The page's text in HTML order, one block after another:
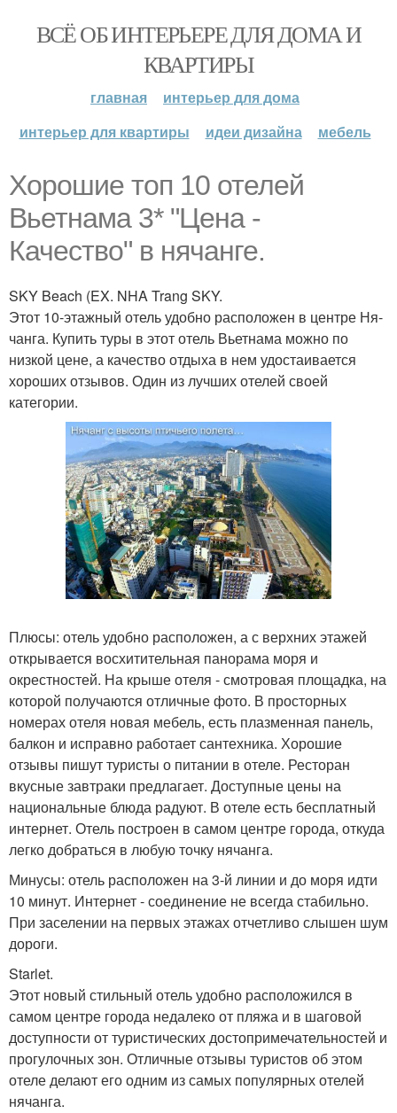
ВСЁ ОБ ИНТЕРЬЕРЕ ДЛЯ ДОМА И
КВАРТИРЫ
главная
интерьер для дома
интерьер для квартиры
идеи дизайна мебель
Хорошие топ 10 отелей
Вьетнама 3* "Цена -
Качество" в нячанге.
SKY Beach (EX. NHA Trang SKY.
Этот 10-этажный отель удобно расположен в центре Ня-
чанга. Купить туры в этот отель Вьетнама можно по
низкой цене, а качество отдыха в нем удостаивается
хороших отзывов. Один из лучших отелей своей
категории.
Плюсы: отель удобно расположен, а с верхних этажей
открывается восхитительная панорама моря и
окрестностей. На крыше отеля - смотровая площадка, на
которой получаются отличные фото. В просторных
номерах отеля новая мебель, есть плазменная панель,
балкон и исправно работает сантехника. Хорошие
отзывы пишут туристы о питании в отеле. Ресторан
вкусные завтраки предлагает. Доступные цены на
национальные блюда радуют. В отеле есть бесплатный
интернет. Отель построен в самом центре города, откуда
легко добраться в любую точку нячанга.
Минусы: отель расположен на 3-й линии и до моря идти
10 минут. Интернет - соединение не всегда стабильно.
При заселении на первых этажах отчетливо слышен шум
дороги.
Starlet.
Этот новый стильный отель удобно расположился в
самом центре города недалеко от пляжа и в шаговой
доступности от туристических достопримечательностей и
прогулочных зон. Отличные отзывы туристов об этом
отеле делают его одним из самых популярных отелей
нячанга.